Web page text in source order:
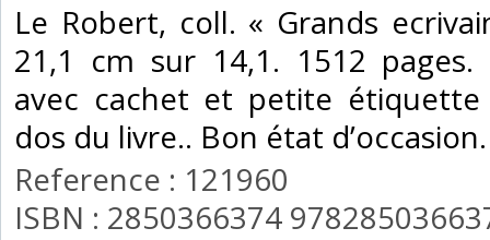
‎Le Robert, coll. « Grands
21,1 cm sur 14,1. 1512
avec cachet et petite
dos du livre.. Bon état d’occasion.‎
Reference : 121960
ISBN : 2850366374